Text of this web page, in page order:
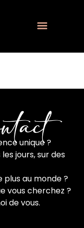
unique ?
jours, sur des
plus au monde ?
vous cherchez ?
de vous.